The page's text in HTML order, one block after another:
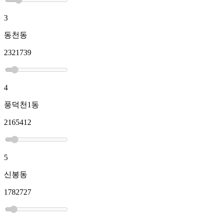
3
동천동
2321739
4
풍덕천1동
2165412
5
신봉동
1782727